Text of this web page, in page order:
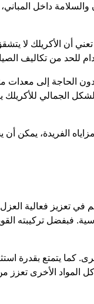
والسلامة داخل
أن الأكريلك لا
للحد من تكاليف
دون الحاجة إلى
الشكل الجمالي
الفريدة، يمكن
تعزيز فعالية
فبفضل تركيبته
كما يتمتع بقدرة
المواد الأخرى